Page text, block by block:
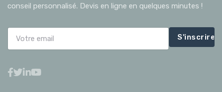
conseil personnalisé. Devis en ligne en quelques minutes !
S'inscrire